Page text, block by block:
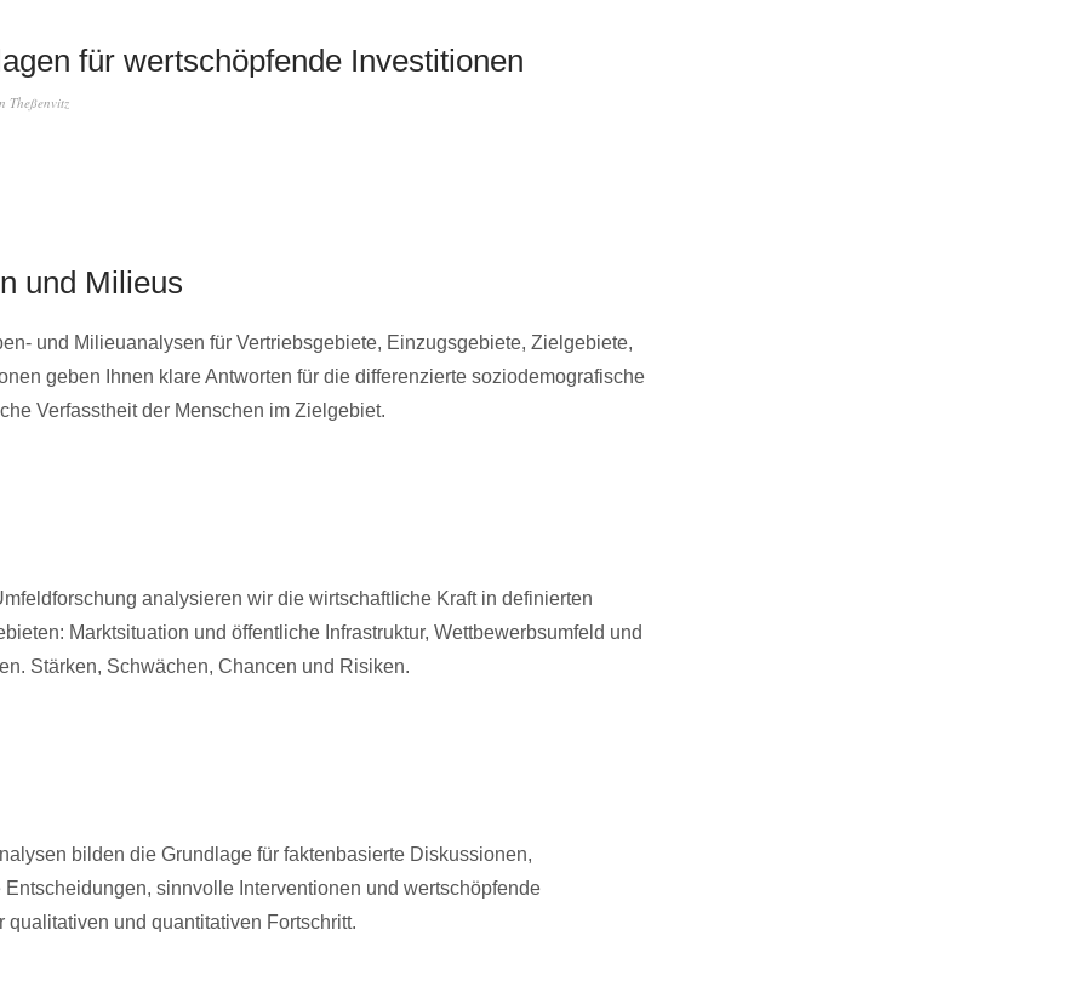
für wertschöpfende Investitionen
Theßenvitz
und Milieus
und Milieuanalysen für Vertriebsgebiete, Einzugsgebiete, Zielgebiete,
geben Ihnen klare Antworten für die differenzierte soziodemografische
Verfasstheit der Menschen im Zielgebiet.
analysieren wir die wirtschaftliche Kraft in definierten
Marktsituation und öffentliche Infrastruktur, Wettbewerbsumfeld und
Stärken, Schwächen, Chancen und Risiken.
bilden die Grundlage für faktenbasierte Diskussionen,
sinnvolle Interventionen und wertschöpfende
qualitativen und quantitativen Fortschritt.